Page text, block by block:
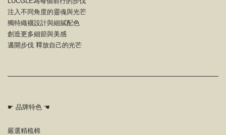
注入不同角度的靈魂與光芒
獨特織襪設計與細膩配色
創造更多細節與美感
邁開步伐 釋放自己的光芒
☛ 品牌特色 ☚
嚴選精梳棉